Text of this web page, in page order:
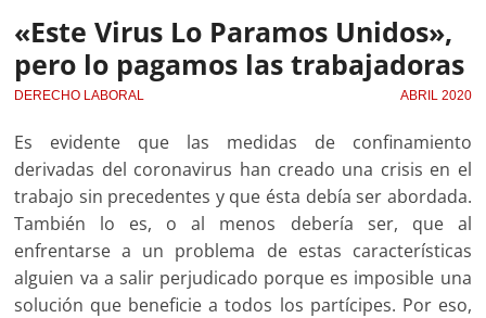
«Este Virus Lo Paramos Unidos»,
pero lo pagamos las trabajadoras
DERECHO LABORAL ABRIL 2020
Es evidente que las medidas de confinamiento
derivadas del coronavirus han creado una crisis en el
trabajo sin precedentes y que ésta debía ser abordada.
También lo es, o al menos debería ser, que al
enfrentarse a un problema de estas características
alguien va a salir perjudicado porque es imposible una
solución que beneficie a todos los partícipes. Por eso,